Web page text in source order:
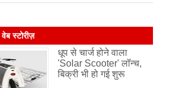
स्टोरीज़
धूप से चार्ज होने वाला
'Solar Scooter' लॉन्च,
बिक्री भी हो गई शुरू